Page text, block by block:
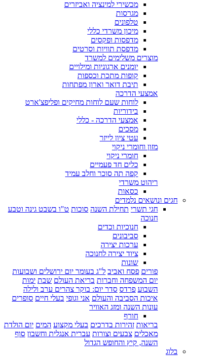
מכשירי למינציה ואביזרים
מגרסות
טלפונים
מיכון משרדי כללי
מדפסות ופקסים
מדפסת תוויות וסרטים
מוצרים משלימים למשרד
יומנים ארגוניות ומילויים
קופות מתכת וכספות
תיבת דואר וארון מפתחות
אמצעי הדרכה
לוחות שעם לוחות מחיקים ופליפצ'ארט
בידוריות
אמצעי הדרכה - כללי
מסכים
עטי ציון לייזר
מזון וחומרי ניקוי
חומרי ניקוי
כלים חד פעמיים
קפה תה סוכר וחלב עמיד
ריהוט משרדי
כסאות
חגים ונושאים נלמדים
חגי תשרי תחילת השנה סוכות ט"ו בשבט גינה וטבע
חנוכה
חנוכיות וכדים
סביבונים
ערכות יצירה
ציוד יצירה לחנוכה
שונות
פורים פסח ואביב ל"ג בעומר יום ירושלים ושבועות
יום המשפחה וחברות בריאת העולם שבת ימות
השבוע פרדס סדר יום: בוקר צהרים ערב ולילה
איכות הסביבה והעולם אני וגופי בעלי חיים סופרים
עונות השנה ומזג האוויר
חורף
בריאות זהירות בדרכים בעלי מקצוע המים יום הולדת
מאכלים צבעים וצורות עברית אנגלית וחשבון סוף
השנה, קיץ והחופש הגדול
בלוג